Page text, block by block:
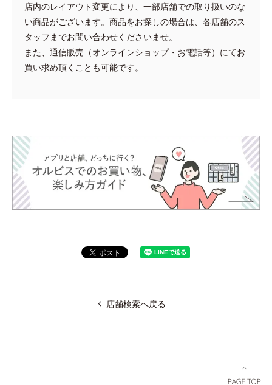
店内のレイアウト変更により、一部店舗での取り扱いのな
い商品がございます。商品をお探しの場合は、各店舗のス
タッフまでお問い合わせくださいませ。
また、通信販売（オンラインショップ・お電話等）にてお
買い求め頂くことも可能です。
店舗検索へ戻る